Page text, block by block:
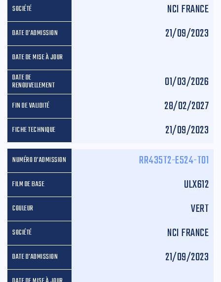
NCI FRANCE
21/09/2023
01/03/2026
28/02/2027
21/09/2023
RR435T2-E524-T01
ULX612
VERT
NCI FRANCE
21/09/2023